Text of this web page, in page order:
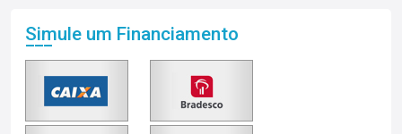
Simule um Financiamento